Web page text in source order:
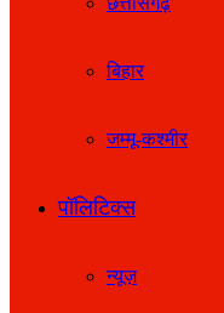
बिहार
जम्मू-कश्मीर
पॉलिटिक्स
न्यूज़